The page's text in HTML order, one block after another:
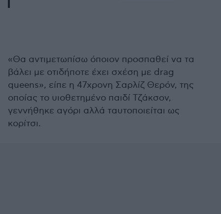
«Θα αντιμετωπίσω όποιον προσπαθεί να τα
βάλει με οτιδήποτε έχει σχέση με drag
queens», είπε η 47χρονη Σαρλίζ Θερόν, της
οποίας το υιοθετημένο παιδί Τζάκσον,
γεννήθηκε αγόρι αλλά ταυτοποιείται ως
κορίτσι.